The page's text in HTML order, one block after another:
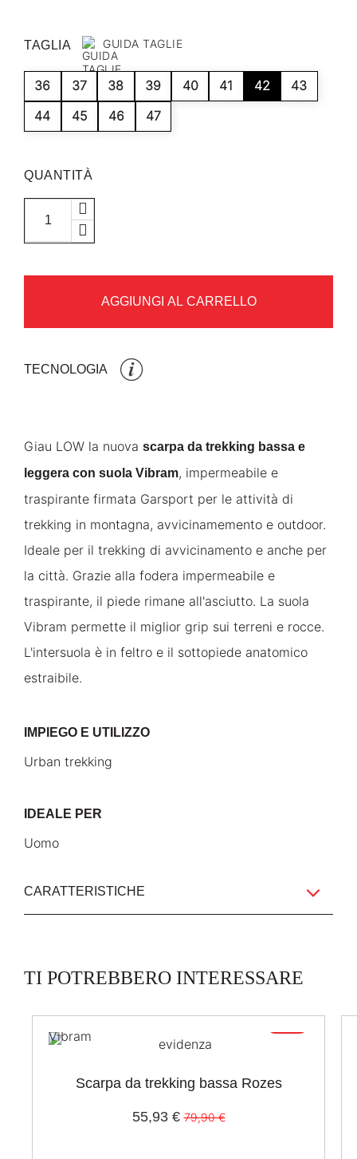
TAGLIA GUIDA TAGLIE
36 37 38 39 40 41 42
43
44
45 46 47
QUANTITÀ
AGGIUNGI AL CARRELLO
TECNOLOGIA
Giau LOW la nuova scarpa da trekking bassa e
leggera con suola Vibram, impermeabile e
traspirante firmata Garsport per le attività di
trekking in montagna, avvicinamemento e outdoor.
Ideale per il trekking di avvicinamento e anche per
la città. Grazie alla fodera impermeabile e
traspirante, il piede rimane all'asciutto. La suola
Vibram permette il miglior grip sui terreni e rocce.
L'intersuola è in feltro e il sottopiede anatomico
estraibile.
IMPIEGO E UTILIZZO
Urban trekking
IDEALE PER
Uomo
CARATTERISTICHE
TI POTREBBERO INTERESSARE
Solo online
Scarpa da trekking bassa Rozes
55,93 € 79,90 €